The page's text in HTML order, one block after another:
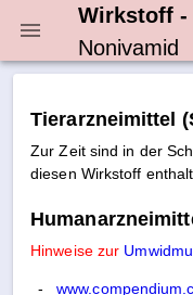
Wirkstoff -
Nonivamid
Tierarzneimittel
Zur Zeit sind in der
diesen Wirkstoff
Hinweise zur